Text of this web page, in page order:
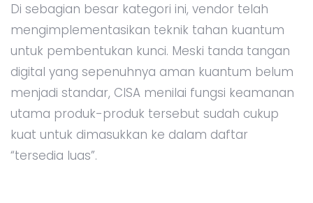
Di sebagian besar kategori ini, vendor telah
mengimplementasikan teknik tahan kuantum
untuk pembentukan kunci. Meski tanda tangan
digital yang sepenuhnya aman kuantum belum
menjadi standar, CISA menilai fungsi keamanan
utama produk-produk tersebut sudah cukup
kuat untuk dimasukkan ke dalam daftar
“tersedia luas”.